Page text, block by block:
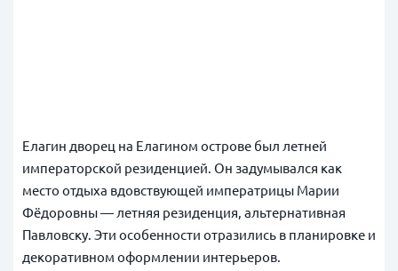
Елагин дворец на Елагином острове был летней
императорской резиденцией. Он задумывался как
место отдыха вдовствующей императрицы Марии
Фёдоровны — летняя резиденция, альтернативная
Павловску. Эти особенности отразились в планировке и
декоративном оформлении интерьеров.